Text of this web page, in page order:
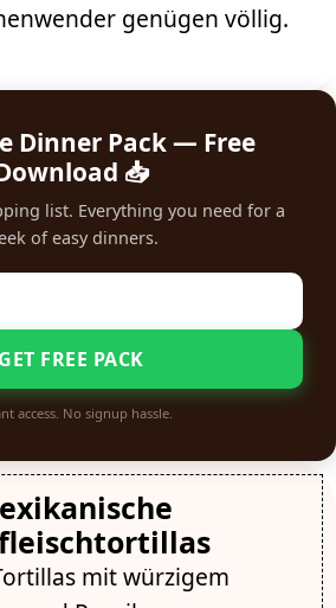
genügen völlig.
Dinner Pack — Free
📥
list. Everything you need for a
of easy dinners.
GET FREE PACK
access. No signup hassle.
mit würzigem